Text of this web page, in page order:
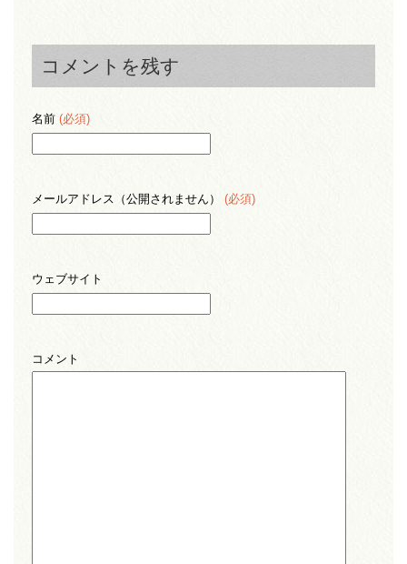
コメントを残す
名前 (必須)
メールアドレス（公開されません） (必須)
ウェブサイト
コメント